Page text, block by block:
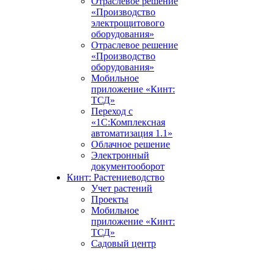
«Производство
электрощитового
оборудования»
Отраслевое решение
«Производство
оборудования»
Мобильное
приложение «Кинт:
ТСД»
Переход с
«1С:Комплексная
автоматизация 1.1»
Облачное решение
Электронный
документооборот
Кинт: Растениеводство
Учет растений
Проекты
Мобильное
приложение «Кинт:
ТСД»
Садовый центр